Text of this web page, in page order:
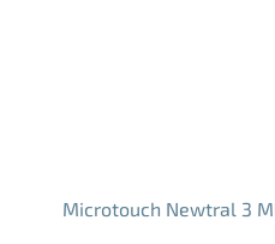
Microtouch Newtral 3